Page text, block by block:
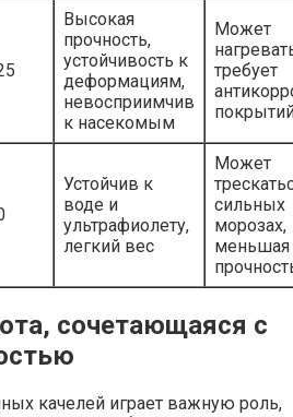
Высокая
прочность,
устойчивость к
деформациям,
невосприимчив
к насекомым
Может
требует
Устойчив к
воде и
ультрафиолету,
легкий вес
Может
сильных
морозах,
меньшая
сочетающаяся с
качелей играет важную роль,